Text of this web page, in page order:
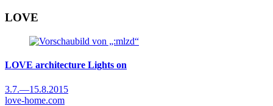
LOVE
LOVE architecture Lights on
3.7.—15.8.2015
love-home.com